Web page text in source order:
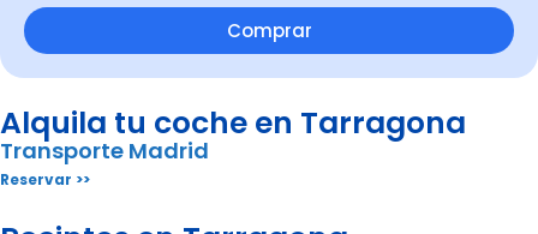
Comprar
Alquila tu coche en Tarragona
Transporte Madrid
Reservar >>